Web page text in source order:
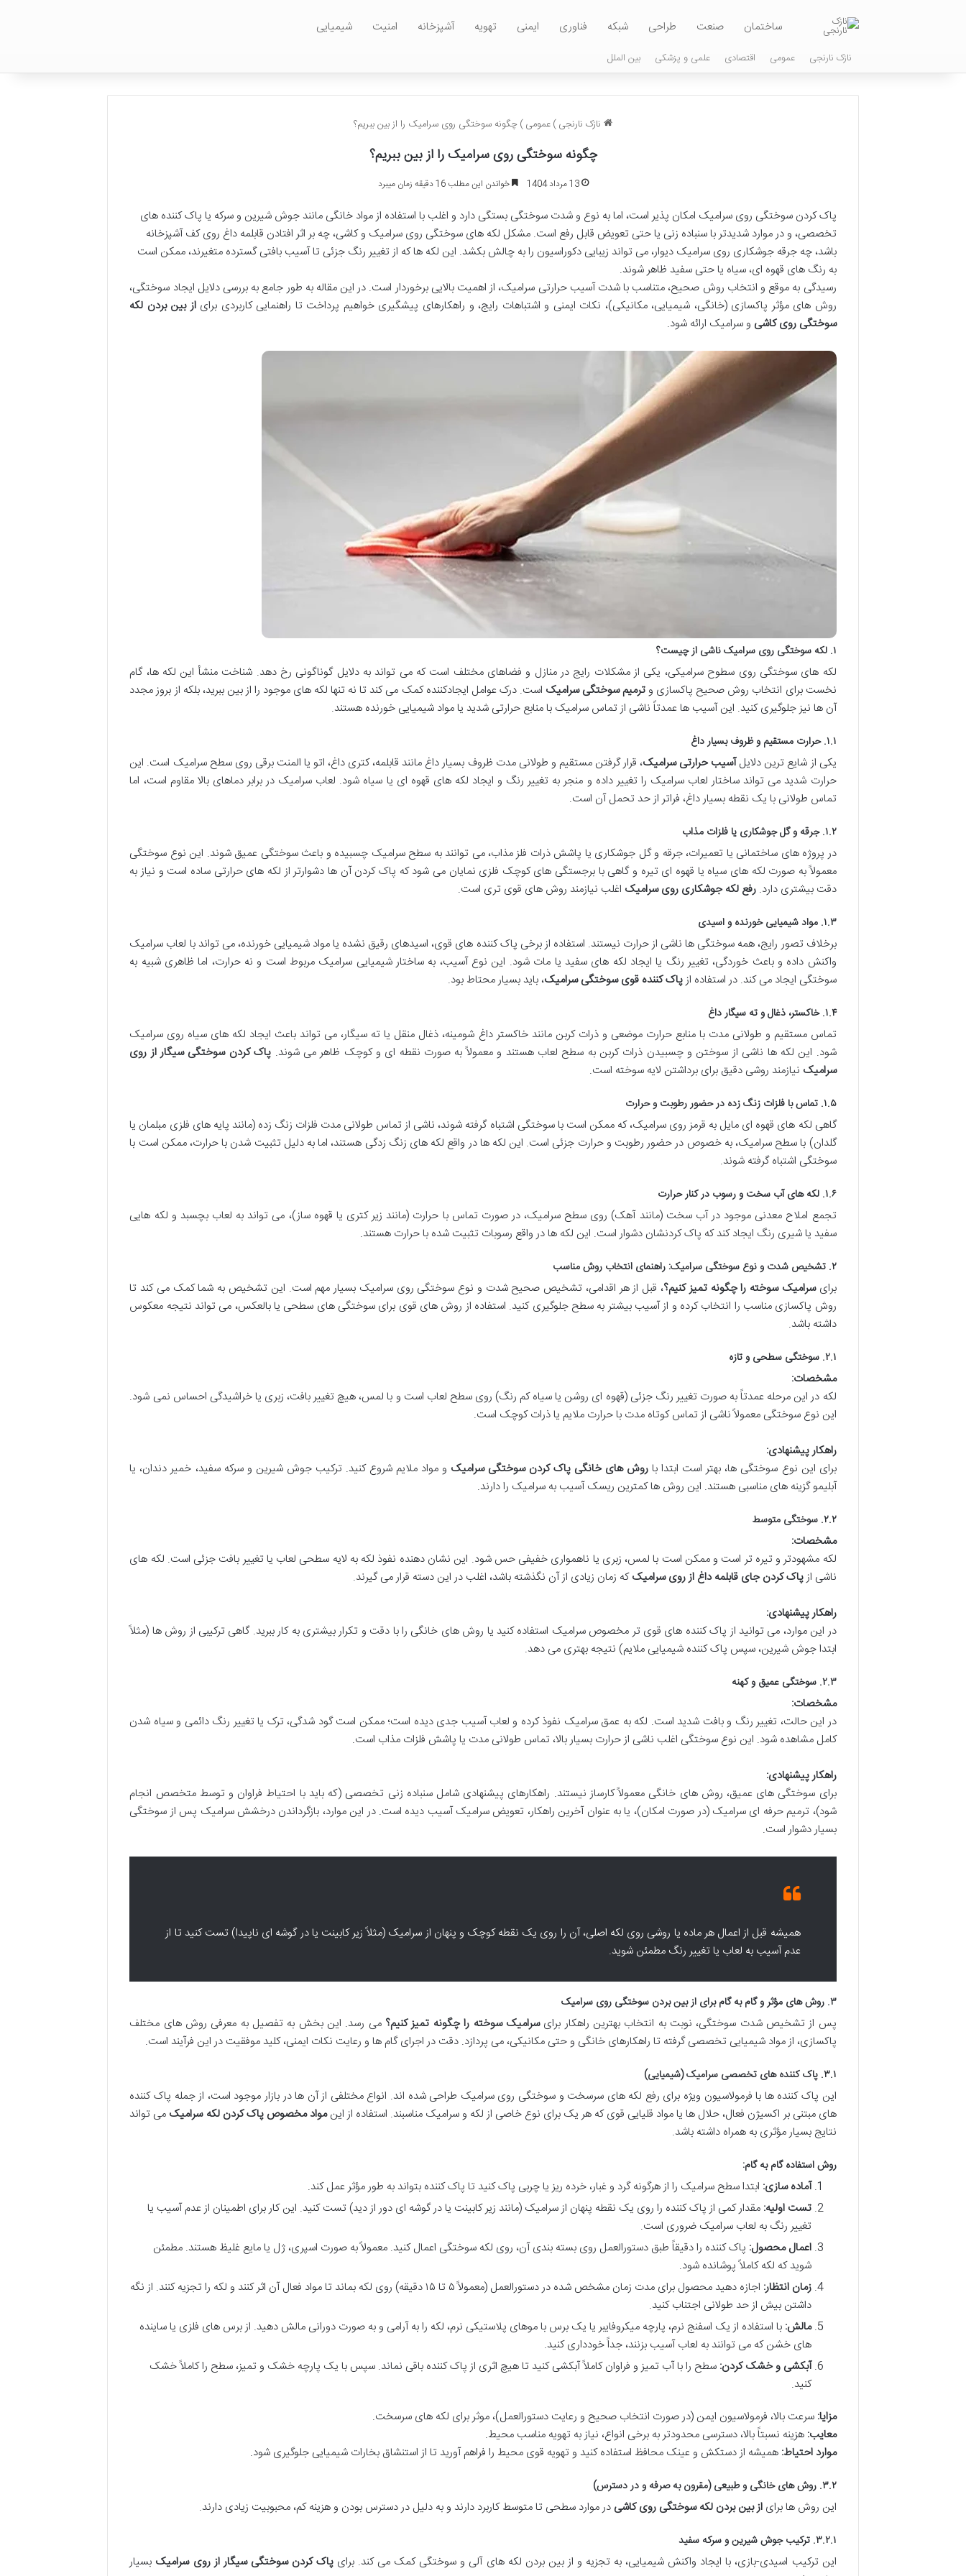
ساختمان صنعت طراحی شبکه فناوری ایمنی تهویه آشپزخانه امنیت شیمیایی
نازک نارنجی عمومی اقتصادی علمی و پزشکی بین الملل
نازک نارنجی)عمومی)چگونه سوختگی روی سرامیک را از بین ببریم؟
چگونه سوختگی روی سرامیک را از بین ببریم؟
13 مرداد 1404 خواندن این مطلب 16 دقیقه زمان میبرد
پاک کردن سوختگی روی سرامیک امکان پذیر است، اما به نوع و شدت سوختگی بستگی دارد و اغلب با استفاده از مواد خانگی مانند جوش شیرین و سرکه یا پاک کننده های
تخصصی، و در موارد شدیدتر با سنباده زنی یا حتی تعویض قابل رفع است. مشکل لکه های سوختگی روی سرامیک و کاشی، چه بر اثر افتادن قابلمه داغ روی کف آشپزخانه
باشد، چه جرقه جوشکاری روی سرامیک دیوار، می تواند زیبایی دکوراسیون را به چالش بکشد. این لکه ها که از تغییر رنگ جزئی تا آسیب بافتی گسترده متغیرند، ممکن است
به رنگ های قهوه ای، سیاه یا حتی سفید ظاهر شوند.
رسیدگی به موقع و انتخاب روش صحیح، متناسب با شدت آسیب حرارتی سرامیک، از اهمیت بالایی برخوردار است. در این مقاله به طور جامع به بررسی دلایل ایجاد سوختگی،
روش های مؤثر پاکسازی (خانگی، شیمیایی، مکانیکی)، نکات ایمنی و اشتباهات رایج، و راهکارهای پیشگیری خواهیم پرداخت تا راهنمایی کاربردی برایاز بین بردن لکه
سوختگی روی کاشی و سرامیک ارائه شود.
۱. لکه سوختگی روی سرامیک ناشی از چیست؟
لکه های سوختگی روی سطوح سرامیکی، یکی از مشکلات رایج در منازل و فضاهای مختلف است که می تواند به دلایل گوناگونی رخ دهد. شناخت منشأ این لکه ها، گام
نخست برای انتخاب روش صحیح پاکسازی وترمیم سوختگی سرامیک است. درک عوامل ایجادکننده کمک می کند تا نه تنها لکه های موجود را از بین ببرید، بلکه از بروز مجدد
آن ها نیز جلوگیری کنید. این آسیب ها عمدتاً ناشی از تماس سرامیک با منابع حرارتی شدید یا مواد شیمیایی خورنده هستند.
۱.۱. حرارت مستقیم و ظروف بسیار داغ
یکی از شایع ترین دلایلآسیب حرارتی سرامیک، قرار گرفتن مستقیم و طولانی مدت ظروف بسیار داغ مانند قابلمه، کتری داغ، اتو یا المنت برقی روی سطح سرامیک است. این
حرارت شدید می تواند ساختار لعاب سرامیک را تغییر داده و منجر به تغییر رنگ و ایجاد لکه های قهوه ای یا سیاه شود. لعاب سرامیک در برابر دماهای بالا مقاوم است، اما
تماس طولانی با یک نقطه بسیار داغ، فراتر از حد تحمل آن است.
۱.۲. جرقه و گل جوشکاری یا فلزات مذاب
در پروژه های ساختمانی یا تعمیرات، جرقه و گل جوشکاری یا پاشش ذرات فلز مذاب، می توانند به سطح سرامیک چسبیده و باعث سوختگی عمیق شوند. این نوع سوختگی
معمولاً به صورت لکه های سیاه یا قهوه ای تیره و گاهی با برجستگی های کوچک فلزی نمایان می شود که پاک کردن آن ها دشوارتر از لکه های حرارتی ساده است و نیاز به
دقت بیشتری دارد.رفع لکه جوشکاری روی سرامیک اغلب نیازمند روش های قوی تری است.
۱.۳. مواد شیمیایی خورنده و اسیدی
برخلاف تصور رایج، همه سوختگی ها ناشی از حرارت نیستند. استفاده از برخی پاک کننده های قوی، اسیدهای رقیق نشده یا مواد شیمیایی خورنده، می تواند با لعاب سرامیک
واکنش داده و باعث خوردگی، تغییر رنگ یا ایجاد لکه های سفید یا مات شود. این نوع آسیب، به ساختار شیمیایی سرامیک مربوط است و نه حرارت، اما ظاهری شبیه به
سوختگی ایجاد می کند. در استفاده ازپاک کننده قوی سوختگی سرامیک، باید بسیار محتاط بود.
۱.۴. خاکستر، ذغال و ته سیگار داغ
تماس مستقیم و طولانی مدت با منابع حرارت موضعی و ذرات کربن مانند خاکستر داغ شومینه، ذغال منقل یا ته سیگار، می تواند باعث ایجاد لکه های سیاه روی سرامیک
شود. این لکه ها ناشی از سوختن و چسبیدن ذرات کربن به سطح لعاب هستند و معمولاً به صورت نقطه ای و کوچک ظاهر می شوند. پاک کردن سوختگی سیگار از روی
سرامیک نیازمند روشی دقیق برای برداشتن لایه سوخته است.
۱.۵. تماس با فلزات زنگ زده در حضور رطوبت و حرارت
گاهی لکه های قهوه ای مایل به قرمز روی سرامیک، که ممکن است با سوختگی اشتباه گرفته شوند، ناشی از تماس طولانی مدت فلزات زنگ زده (مانند پایه های فلزی مبلمان یا
گلدان) با سطح سرامیک، به خصوص در حضور رطوبت و حرارت جزئی است. این لکه ها در واقع لکه های زنگ زدگی هستند، اما به دلیل تثبیت شدن با حرارت، ممکن است با
سوختگی اشتباه گرفته شوند.
۱.۶. لکه های آب سخت و رسوب در کنار حرارت
تجمع املاح معدنی موجود در آب سخت (مانند آهک) روی سطح سرامیک، در صورت تماس با حرارت (مانند زیر کتری یا قهوه ساز)، می تواند به لعاب بچسبد و لکه هایی
سفید یا شیری رنگ ایجاد کند که پاک کردنشان دشوار است. این لکه ها در واقع رسوبات تثبیت شده با حرارت هستند.
۲. تشخیص شدت و نوع سوختگی سرامیک: راهنمای انتخاب روش مناسب
برایسرامیک سوخته را چگونه تمیز کنیم؟، قبل از هر اقدامی، تشخیص صحیح شدت و نوع سوختگی روی سرامیک بسیار مهم است. این تشخیص به شما کمک می کند تا
روش پاکسازی مناسب را انتخاب کرده و از آسیب بیشتر به سطح جلوگیری کنید. استفاده از روش های قوی برای سوختگی های سطحی یا بالعکس، می تواند نتیجه معکوس
داشته باشد.
۲.۱. سوختگی سطحی و تازه
مشخصات:
لکه در این مرحله عمدتاً به صورت تغییر رنگ جزئی (قهوه ای روشن یا سیاه کم رنگ) روی سطح لعاب است و با لمس، هیچ تغییر بافت، زبری یا خراشیدگی احساس نمی شود.
این نوع سوختگی معمولاً ناشی از تماس کوتاه مدت با حرارت ملایم یا ذرات کوچک است.
راهکار پیشنهادی:
برای این نوع سوختگی ها، بهتر است ابتدا با روش های خانگی پاک کردن سوختگی سرامیک و مواد ملایم شروع کنید. ترکیب جوش شیرین و سرکه سفید، خمیر دندان، یا
آبلیمو گزینه های مناسبی هستند. این روش ها کمترین ریسک آسیب به سرامیک را دارند.
۲.۲. سوختگی متوسط
مشخصات:
لکه مشهودتر و تیره تر است و ممکن است با لمس، زبری یا ناهمواری خفیفی حس شود. این نشان دهنده نفوذ لکه به لایه سطحی لعاب یا تغییر بافت جزئی است. لکه های
ناشی ازپاک کردن جای قابلمه داغ از روی سرامیککه زمان زیادی از آن نگذشته باشد، اغلب در این دسته قرار می گیرند.
راهکار پیشنهادی:
در این موارد، می توانید از پاک کننده های قوی تر مخصوص سرامیک استفاده کنید یا روش های خانگی را با دقت و تکرار بیشتری به کار ببرید. گاهی ترکیبی از روش ها (مثلاً
ابتدا جوش شیرین، سپس پاک کننده شیمیایی ملایم) نتیجه بهتری می دهد.
۲.۳. سوختگی عمیق و کهنه
مشخصات:
در این حالت، تغییر رنگ و بافت شدید است. لکه به عمق سرامیک نفوذ کرده و لعاب آسیب جدی دیده است؛ ممکن است گود شدگی، ترک یا تغییر رنگ دائمی و سیاه شدن
کامل مشاهده شود. این نوع سوختگی اغلب ناشی از حرارت بسیار بالا، تماس طولانی مدت یا پاشش فلزات مذاب است.
راهکار پیشنهادی:
برای سوختگی های عمیق، روش های خانگی معمولاً کارساز نیستند. راهکارهای پیشنهادی شامل سنباده زنی تخصصی (که باید با احتیاط فراوان و توسط متخصص انجام
شود)، ترمیم حرفه ای سرامیک (در صورت امکان)، یا به عنوان آخرین راهکار، تعویض سرامیک آسیب دیده است. در این موارد، بازگرداندن درخشش سرامیک پس از سوختگی
بسیار دشوار است.
همیشه قبل از اعمال هر ماده یا روشی روی لکه اصلی، آن را روی یک نقطه کوچک و پنهان از سرامیک (مثلاً زیر کابینت یا در گوشه ای ناپیدا) تست کنید تا از
عدم آسیب به لعاب یا تغییر رنگ مطمئن شوید.
۳. روش های مؤثر و گام به گام برای از بین بردن سوختگی روی سرامیک
پس از تشخیص شدت سوختگی، نوبت به انتخاب بهترین راهکار برایسرامیک سوخته را چگونه تمیز کنیم؟ می رسد. این بخش به تفصیل به معرفی روش های مختلف
پاکسازی، از مواد شیمیایی تخصصی گرفته تا راهکارهای خانگی و حتی مکانیکی، می پردازد. دقت در اجرای گام ها و رعایت نکات ایمنی، کلید موفقیت در این فرآیند است.
۳.۱. پاک کننده های تخصصی سرامیک (شیمیایی)
این پاک کننده ها با فرمولاسیون ویژه برای رفع لکه های سرسخت و سوختگی روی سرامیک طراحی شده اند. انواع مختلفی از آن ها در بازار موجود است، از جمله پاک کننده
های مبتنی بر اکسیژن فعال، حلال ها یا مواد قلیایی قوی که هر یک برای نوع خاصی از لکه و سرامیک مناسبند. استفاده از اینمواد مخصوص پاک کردن لکه سرامیک می تواند
نتایج بسیار مؤثری به همراه داشته باشد.
روش استفاده گام به گام:
آماده سازی: ابتدا سطح سرامیک را از هرگونه گرد و غبار، خرده ریز یا چربی پاک کنید تا پاک کننده بتواند به طور مؤثر عمل کند.
تست اولیه: مقدار کمی از پاک کننده را روی یک نقطه پنهان از سرامیک (مانند زیر کابینت یا در گوشه ای دور از دید) تست کنید. این کار برای اطمینان از عدم آسیب یا
تغییر رنگ به لعاب سرامیک ضروری است.
اعمال محصول: پاک کننده را دقیقاً طبق دستورالعمل روی بسته بندی آن، روی لکه سوختگی اعمال کنید. معمولاً به صورت اسپری، ژل یا مایع غلیظ هستند. مطمئن
شوید که لکه کاملاً پوشانده شود.
زمان انتظار:
اجازه دهید محصول برای مدت زمان مشخص شده در دستورالعمل (معمولاً ۵ تا ۱۵ دقیقه) روی لکه بماند تا مواد فعال آن اثر کنند و لکه را تجزیه کنند. از نگه
داشتن بیش از حد طولانی اجتناب کنید.
مالش: با استفاده از یک اسفنج نرم، پارچه میکروفایبر یا یک برس با موهای پلاستیکی نرم، لکه را به آرامی و به صورت دورانی مالش دهید. از برس های فلزی یا ساینده
های خشن که می توانند به لعاب آسیب بزنند، جداً خودداری کنید.
آبکشی و خشک کردن: سطح را با آب تمیز و فراوان کاملاً آبکشی کنید تا هیچ اثری از پاک کننده باقی نماند. سپس با یک پارچه خشک و تمیز، سطح را کاملاً خشک
کنید.
مزایا: سرعت بالا، فرمولاسیون ایمن (در صورت انتخاب صحیح و رعایت دستورالعمل)، موثر برای لکه های سرسخت.
معایب: هزینه نسبتاً بالا، دسترسی محدودتر به برخی انواع، نیاز به تهویه مناسب محیط.
موارد احتیاط: همیشه از دستکش و عینک محافظ استفاده کنید و تهویه قوی محیط را فراهم آورید تا از استنشاق بخارات شیمیایی جلوگیری شود.
۳.۲. روش های خانگی و طبیعی (مقرون به صرفه و در دسترس)
این روش ها برایاز بین بردن لکه سوختگی روی کاشی در موارد سطحی تا متوسط کاربرد دارند و به دلیل در دسترس بودن و هزینه کم، محبوبیت زیادی دارند.
۳.۲.۱. ترکیب جوش شیرین و سرکه سفید
این ترکیب اسیدی-بازی، با ایجاد واکنش شیمیایی، به تجزیه و از بین بردن لکه های آلی و سوختگی کمک می کند. برایپاک کردن سوختگی سیگار از روی سرامیک بسیار